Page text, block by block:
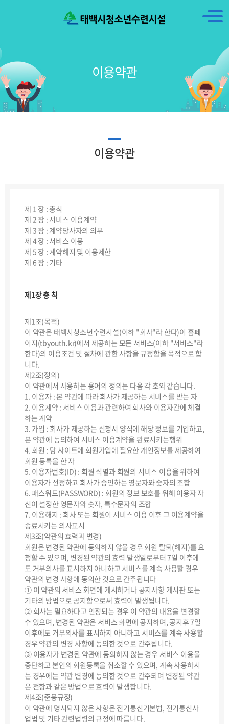
이용약관
이용약관
제 1 장 : 총칙
제 2 장 : 서비스 이용계약
제 3 장 : 계약당사자의 의무
제 4 장 : 서비스 이용
제 5 장 : 계약해지 및 이용제한
제 6 장 : 기타
제1장 총 칙
제1조(목적)
이 약관은 태백시청소년수련시설(이하 "회사"라 한다)이 홈페
이지(tbyouth.kr)에서 제공하는 모든 서비스(이하 "서비스"라
한다)의 이용조건 및 절차에 관한 사항을 규정함을 목적으로 합
니다.
제2조(정의)
이 약관에서 사용하는 용어의 정의는 다음 각 호와 같습니다.
1. 이용자 : 본 약관에 따라 회사가 제공하는 서비스를 받는 자
2. 이용계약 : 서비스 이용과 관련하여 회사와 이용자간에 체결
하는 계약
3. 가입 : 회사가 제공하는 신청서 양식에 해당 정보를 기입하고,
본 약관에 동의하여 서비스 이용계약을 완료시키는행위
4. 회원 : 당 사이트에 회원가입에 필요한 개인정보를 제공하여
회원 등록을 한 자
5. 이용자번호(ID) : 회원 식별과 회원의 서비스 이용을 위하여
이용자가 선정하고 회사가 승인하는 영문자와 숫자의 조합
6. 패스워드(PASSWORD) : 회원의 정보 보호를 위해 이용자 자
신이 설정한 영문자와 숫자, 특수문자의 조합
7. 이용해지 : 회사 또는 회원이 서비스 이용 이후 그 이용계약을
종료시키는 의사표시
제3조(약관의 효력과 변경)
회원은 변경된 약관에 동의하지 않을 경우 회원 탈퇴(해지)를 요
청할 수 있으며, 변경된 약관의 효력 발생일로부터 7일 이후에
도 거부의사를 표시하지 아니하고 서비스를 계속 사용할 경우
약관의 변경 사항에 동의한 것으로 간주됩니다
① 이 약관의 서비스 화면에 게시하거나 공지사항 게시판 또는
기타의 방법으로 공지함으로써 효력이 발생됩니다.
② 회사는 필요하다고 인정되는 경우 이 약관의 내용을 변경할
수 있으며, 변경된 약관은 서비스 화면에 공지하며, 공지후 7일
이후에도 거부의사를 표시하지 아니하고 서비스를 계속 사용할
경우 약관의 변경 사항에 동의한 것으로 간주됩니다.
③ 이용자가 변경된 약관에 동의하지 않는 경우 서비스 이용을
중단하고 본인의 회원등록을 취소할 수 있으며, 계속 사용하시
는 경우에는 약관 변경에 동의한 것으로 간주되며 변경된 약관
은 전항과 같은 방법으로 효력이 발생합니다.
제4조(준용규정)
이 약관에 명시되지 않은 사항은 전기통신기본법, 전기통신사
업법 및 기타 관련법령의 규정에 따릅니다.